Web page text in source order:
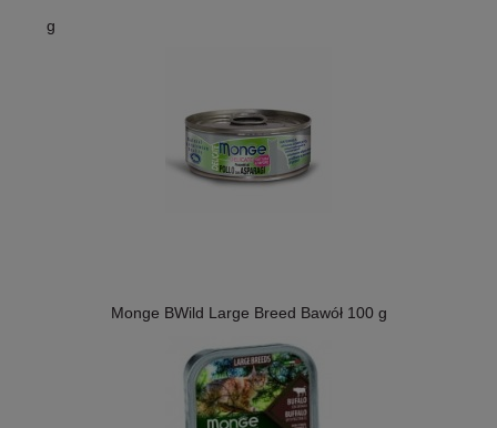
g
Monge BWild Large Breed Bawół 100 g